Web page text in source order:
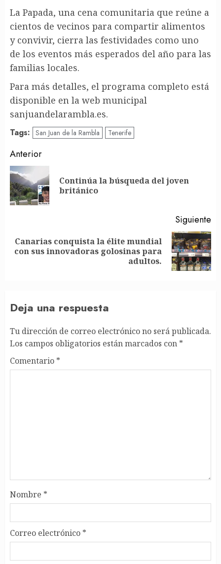
La Papada, una cena comunitaria que reúne a
cientos de vecinos para compartir alimentos
y convivir, cierra las festividades como uno
de los eventos más esperados del año para las
familias locales.
Para más detalles, el programa completo está
disponible en la web municipal
sanjuandelarambla.es.
Tags: San Juan de la Rambla Tenerife
Post
navigation
Anterior
Continúa la búsqueda del joven
británico
Siguiente
Siguiente
Canarias conquista la élite mundial
con sus innovadoras golosinas para
adultos.
Deja una respuesta
Tu dirección de correo electrónico no será publicada.
Los campos obligatorios están marcados con *
Comentario *
Nombre *
Correo electrónico *